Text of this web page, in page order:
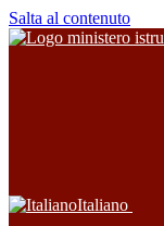
Salta al contenuto
Italiano